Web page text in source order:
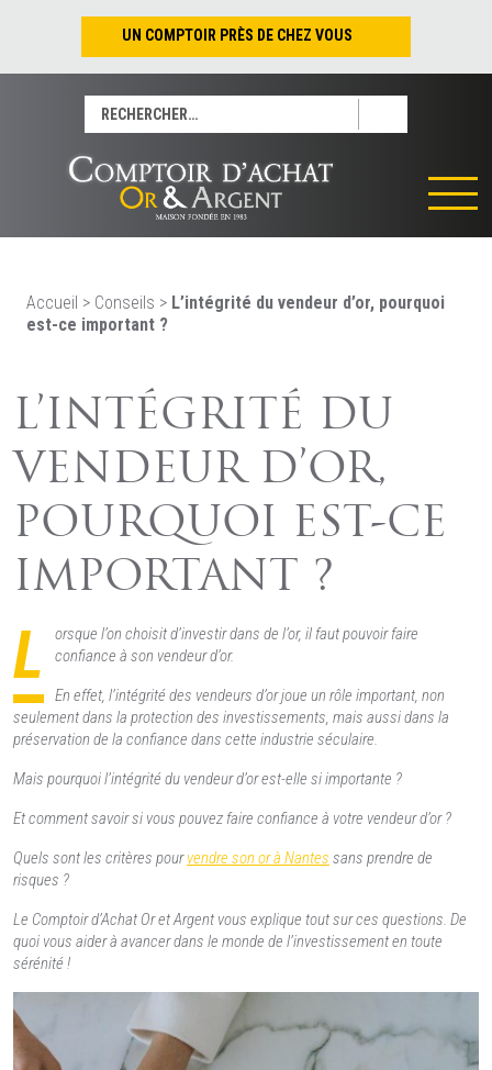
UN COMPTOIR PRÈS DE CHEZ VOUS
Nantes – Jean-Jacques Rousseau
Nantes – Saint-Pierre
Tours
La Rochelle
La Roche/Yon
Rechercher :
Accueil > Conseils > L’intégrité du vendeur d’or, pourquoi
est-ce important ?
L’INTÉGRITÉ DU
VENDEUR D’OR,
POURQUOI EST-CE
IMPORTANT ?
L
orsque l’on choisit d’investir dans de l’or, il faut pouvoir faire
confiance à son vendeur d’or.
En effet, l’intégrité des vendeurs d’or joue un rôle important, non
seulement dans la protection des investissements, mais aussi dans la
préservation de la confiance dans cette industrie séculaire.
Mais pourquoi l’intégrité du vendeur d’or est-elle si importante ?
Et comment savoir si vous pouvez faire confiance à votre vendeur d’or ?
Quels sont les critères pourvendre son or à Nantes sans prendre de
risques ?
Le Comptoir d’Achat Or et Argent vous explique tout sur ces questions. De
quoi vous aider à avancer dans le monde de l’investissement en toute
sérénité !